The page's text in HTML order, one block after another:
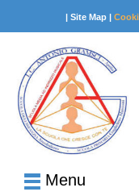
| Site Map |
Menu